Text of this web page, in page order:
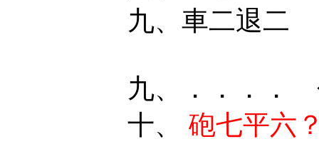
九、車二退二
九、．．．．
十、 砲七平六